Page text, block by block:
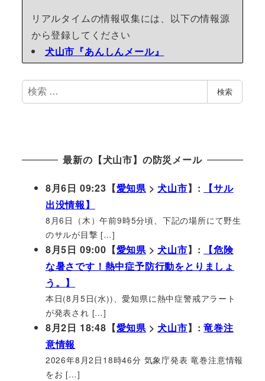
リアルタイムの情報収集には、以下の情報源
から登録してください
犬山市『あんしんメール』
検
索
検索
最新の【犬山市】の防災メール
8月6日 09:23【愛知県 > 犬山市】:
【サル
出没情報】
8月6日（木）午前9時5分頃、下記の場所にて野生
のサルが目撃 […]
8月5日 09:00【愛知県 > 犬山市】:
【危険
な暑さです！熱中症予防行動をとりましょ
う。】
本日(8月5日(水))、愛知県に熱中症警戒アラート
が発表され […]
8月2日 18:48【愛知県 > 犬山市】:竜巻注
意情報
2026年8月2日18時46分 気象庁発表 竜巻注意情報
をお […]